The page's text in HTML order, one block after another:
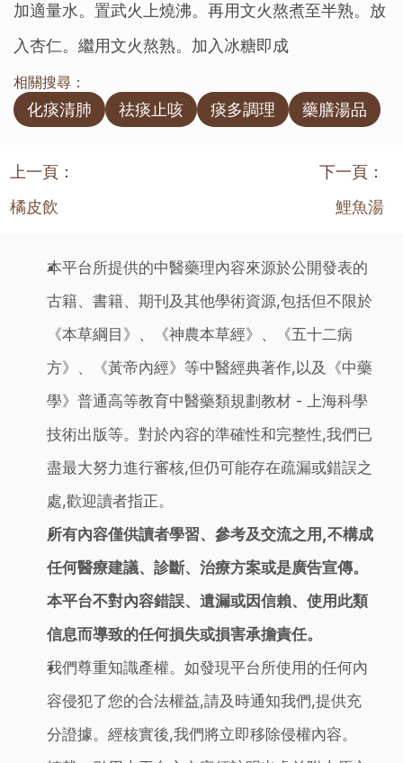
加適量水。置武火上燒沸。再用文火熬煮至半熟。放
入杏仁。繼用文火熬熟。加入冰糖即成
相關搜尋：
化痰清肺 祛痰止咳 痰多調理 藥膳湯品
上一頁：
橘皮飲
下一頁：
鯉魚湯
本平台所提供的中醫藥理內容來源於公開發表的
古籍、書籍、期刊及其他學術資源,包括但不限於
《本草綱目》、《神農本草經》、《五十二病
方》、《黃帝內經》等中醫經典著作,以及《中藥
學》普通高等教育中醫藥類規劃教材 - 上海科學
技術出版等。對於內容的準確性和完整性,我們已
盡最大努力進行審核,但仍可能存在疏漏或錯誤之
處,歡迎讀者指正。
所有內容僅供讀者學習、參考及交流之用,不構成
任何醫療建議、診斷、治療方案或是廣告宣傳。
本平台不對內容錯誤、遺漏或因信賴、使用此類
信息而導致的任何損失或損害承擔責任。
我們尊重知識產權。如發現平台所使用的任何內
容侵犯了您的合法權益,請及時通知我們,提供充
分證據。經核實後,我們將立即移除侵權內容。